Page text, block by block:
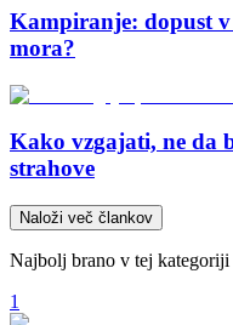
Kampiranje: dopust
mora?
Kako vzgajati, ne da
strahove
Naloži več člankov
Najbolj brano v tej kategoriji
1